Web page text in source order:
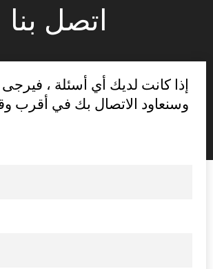
اتصل بنا
إذا كانت لديك أي أسئلة ، فيرجى
وسنعاود الاتصال بك في أقرب